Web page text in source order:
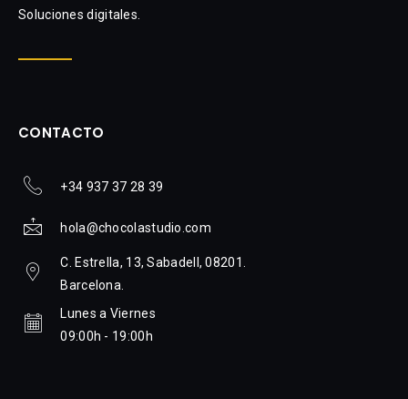
Soluciones digitales.
CONTACTO
+34 937 37 28 39
hola@chocolastudio.com
C. Estrella, 13, Sabadell, 08201.
Barcelona.
Lunes a Viernes
09:00h - 19:00h